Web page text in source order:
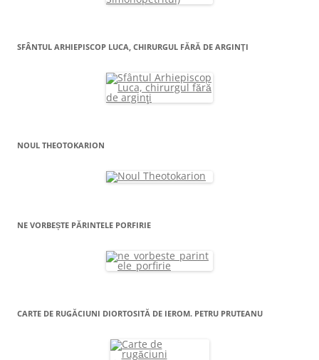
SFÂNTUL ARHIEPISCOP LUCA, CHIRURGUL FĂRĂ DE ARGINŢI
NOUL THEOTOKARION
NE VORBEȘTE PĂRINTELE PORFIRIE
CARTE DE RUGĂCIUNI DIORTOSITĂ DE IEROM. PETRU PRUTEANU